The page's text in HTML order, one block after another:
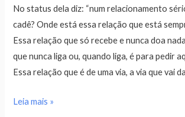
No status dela diz: “num relacionamento
cadê? Onde está essa relação que está
Essa relação que só recebe e nunca doa
que nunca liga ou, quando liga, é para pedir
Essa relação que é de uma via, a via que vai
Leia mais »